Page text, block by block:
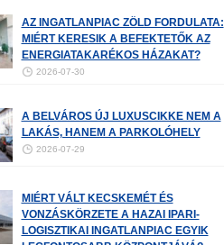
AZ INGATLANPIAC ZÖLD FORDULATA:
MIÉRT KERESIK A BEFEKTETŐK AZ
ENERGIATAKARÉKOS HÁZAKAT?
2026-07-30
A BELVÁROS ÚJ LUXUSCIKKE NEM A
LAKÁS, HANEM A PARKOLÓHELY
2026-07-29
MIÉRT VÁLT KECSKEMÉT ÉS
VONZÁSKÖRZETE A HAZAI IPARI-
LOGISZTIKAI INGATLANPIAC EGYIK